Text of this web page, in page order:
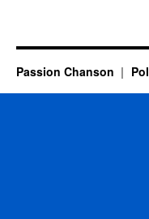
Passion Chanson